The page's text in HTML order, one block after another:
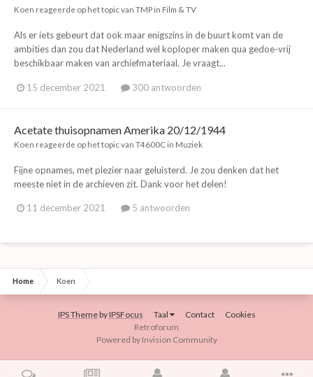
Koen reageerde op het topic van TMP in Film & TV
Als er iets gebeurt dat ook maar enigszins in de buurt komt van de
ambities dan zou dat Nederland wel koploper maken qua gedoe-vrij
beschikbaar maken van archiefmateriaal. Je vraagt...
15 december 2021 300 antwoorden
Acetate thuisopnamen Amerika 20/12/1944
Koen reageerde op het topic van T4600C in Muziek
Fijne opnames, met plezier naar geluisterd. Je zou denken dat het
meeste niet in de archieven zit. Dank voor het delen!
11 december 2021 5 antwoorden
Home Koen
IPS ThemebyIPSFocus Taal Contact
Cookies
Retroforum
Powered by Invision Community